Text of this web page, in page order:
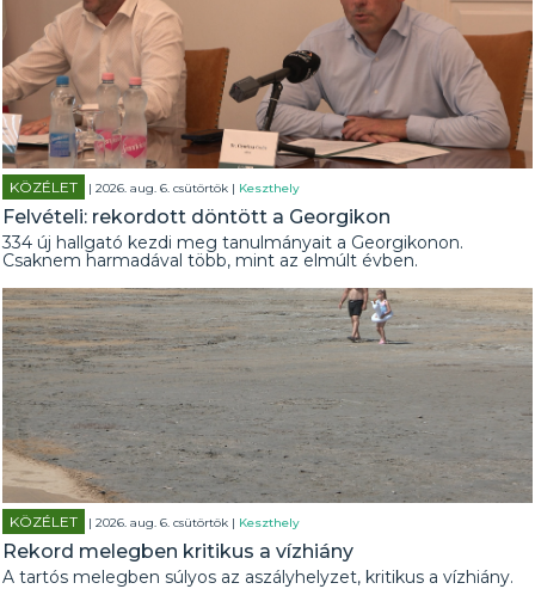
KÖZÉLET | 2026. aug. 6. csütörtök | Keszthely
Felvételi: rekordott döntött a Georgikon
334 új hallgató kezdi meg tanulmányait a Georgikonon.
Csaknem harmadával több, mint az elmúlt évben.
KÖZÉLET | 2026. aug. 6. csütörtök | Keszthely
Rekord melegben kritikus a vízhiány
A tartós melegben súlyos az aszályhelyzet, kritikus a vízhiány.